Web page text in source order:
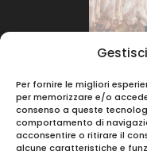
Per fornire le migliori
per memorizzare e/o
consenso a queste
comportamento di
acconsentire o ritirare il
alcune caratteristiche e